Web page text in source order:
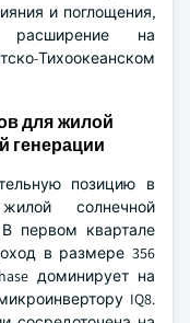
и поглощения,
расширение на
Тихоокеанском
для жилой
генерации
позицию в
солнечной
В первом квартале
в размере 356
доминирует на
IQ8.